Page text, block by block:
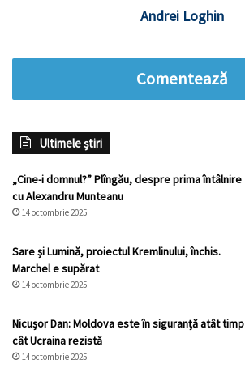
Andrei Loghin
Comentează
Ultimele știri
„Cine-i domnul?” Plîngău, despre prima întâlnire
cu Alexandru Munteanu
14 octombrie 2025
Sare și Lumină, proiectul Kremlinului, închis.
Marchel e supărat
14 octombrie 2025
Nicuşor Dan: Moldova este în siguranță atât timp
cât Ucraina rezistă
14 octombrie 2025